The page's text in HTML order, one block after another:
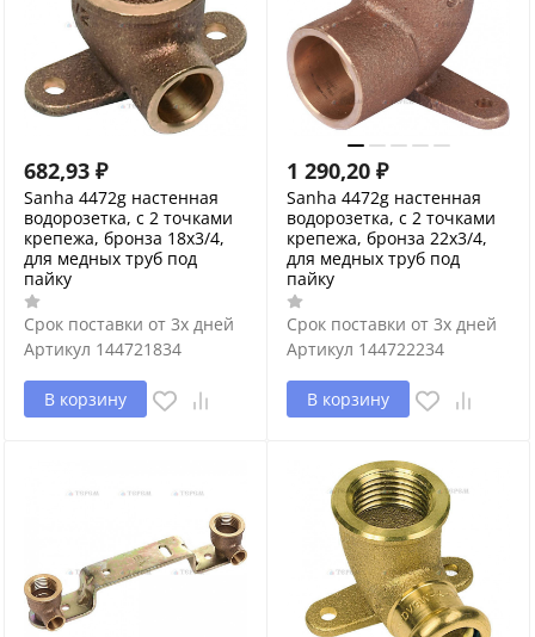
682,93 ₽
Sanha 4472g настенная
водорозетка, с 2 точками
крепежа, бронза 18x3/4,
для медных труб под
пайку
Срок поставки от 3х дней
Артикул 144721834
В корзину
1 290,20 ₽
Sanha 4472g настенная
водорозетка, с 2 точками
крепежа, бронза 22x3/4,
для медных труб под
пайку
Срок поставки от 3х дней
Артикул 144722234
В корзину